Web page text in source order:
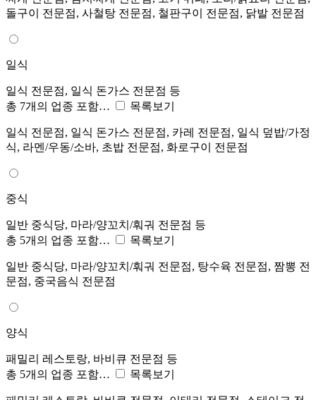
돌구이 전문점, 사철탕 전문점, 철판구이 전문점, 닭발 전문점
일식
일식 전문점, 일식 돈가스 전문점 등
총 7개의 업종 포함…
목록보기
일식 전문점, 일식 돈가스 전문점, 카레 전문점, 일식 덮밥/가정
식, 라멘/우동/소바, 초밥 전문점, 화로구이 전문점
중식
일반 중식당, 마라/양꼬치/훠궈 전문점 등
총 5개의 업종 포함…
목록보기
일반 중식당, 마라/양꼬치/훠궈 전문점, 탕수육 전문점, 짬뽕 전
문점, 중국음식 전문점
양식
패밀리 레스토랑, 바비큐 전문점 등
총 5개의 업종 포함…
목록보기